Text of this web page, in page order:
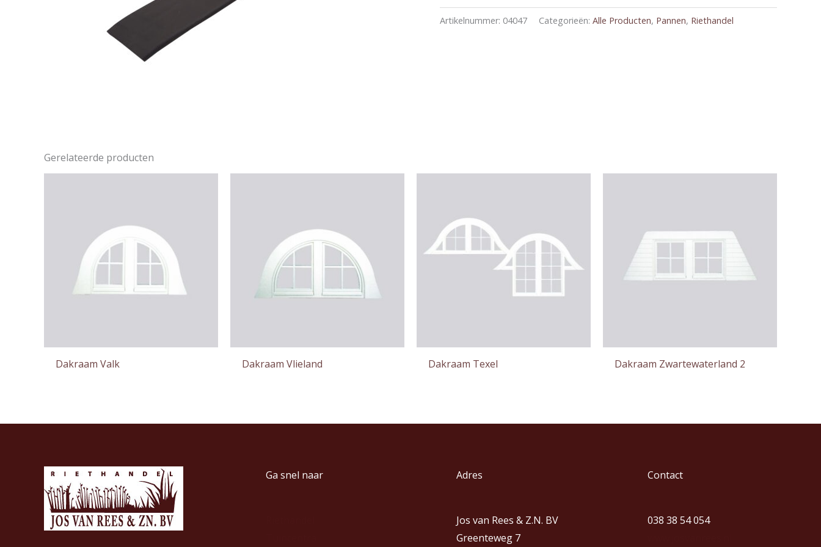
blauw
Artikelnummer: 04047 Categorieën: Alle Producten, Pannen, Riethandel
Gerelateerde producten
Dakraam Valk Dakraam Vlieland Dakraam Texel Dakraam Zwartewaterland 2
Ga snel naar Adres
Jos van Rees & Z.N. BV
Greenteweg 7
Contact
038 38 54 054